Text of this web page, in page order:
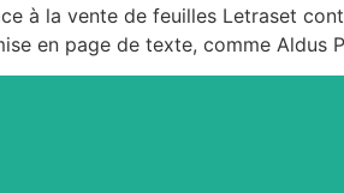
à la vente de feuilles Letraset
en page de texte, comme Aldus